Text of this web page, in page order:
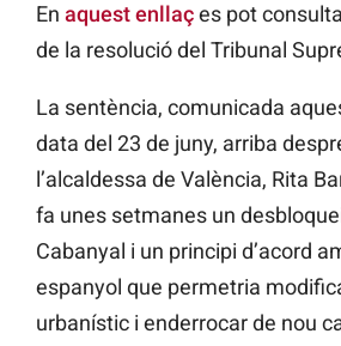
En aquest enllaçes pot
de la resolució del Tribunal
La sentència, comunicada
data del 23 de juny, arriba
l’alcaldessa de València, Rita
fa unes setmanes un
Cabanyal i un principi d’acord
espanyol que permetria
urbanístic i enderrocar de nou